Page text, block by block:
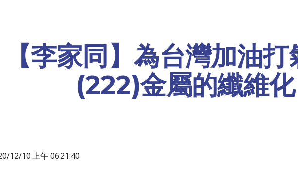
【李家同】為台灣加油打
(222)金屬的纖維化
12/10 上午 06:21:40